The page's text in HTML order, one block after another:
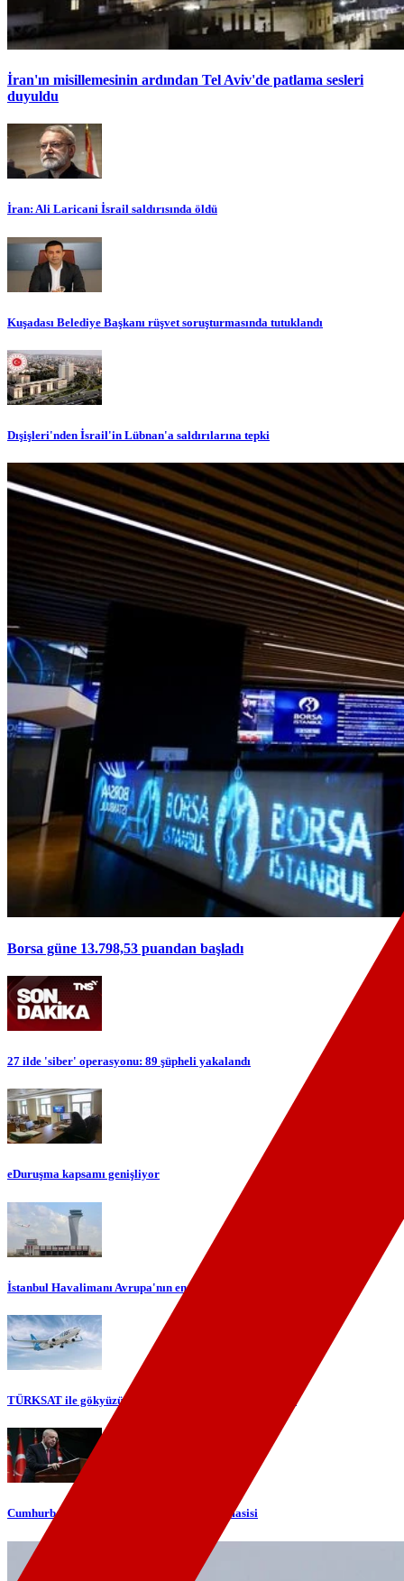
İran'ın misillemesinin ardından Tel Aviv'de patlama sesleri
duyuldu
İran: Ali Laricani İsrail saldırısında öldü
Kuşadası Belediye Başkanı rüşvet soruşturmasında tutuklandı
Dışişleri'nden İsrail'in Lübnan'a saldırılarına tepki
Borsa güne 13.798,53 puandan başladı
27 ilde 'siber' operasyonu: 89 şüpheli yakalandı
eDuruşma kapsamı genişliyor
İstanbul Havalimanı Avrupa'nın en yoğun havalimanı oldu
TÜRKSAT ile gökyüzünde yerli internet dönemi başlıyor
Cumhurbaşkanı Erdoğan'dan telefon diplomasisi